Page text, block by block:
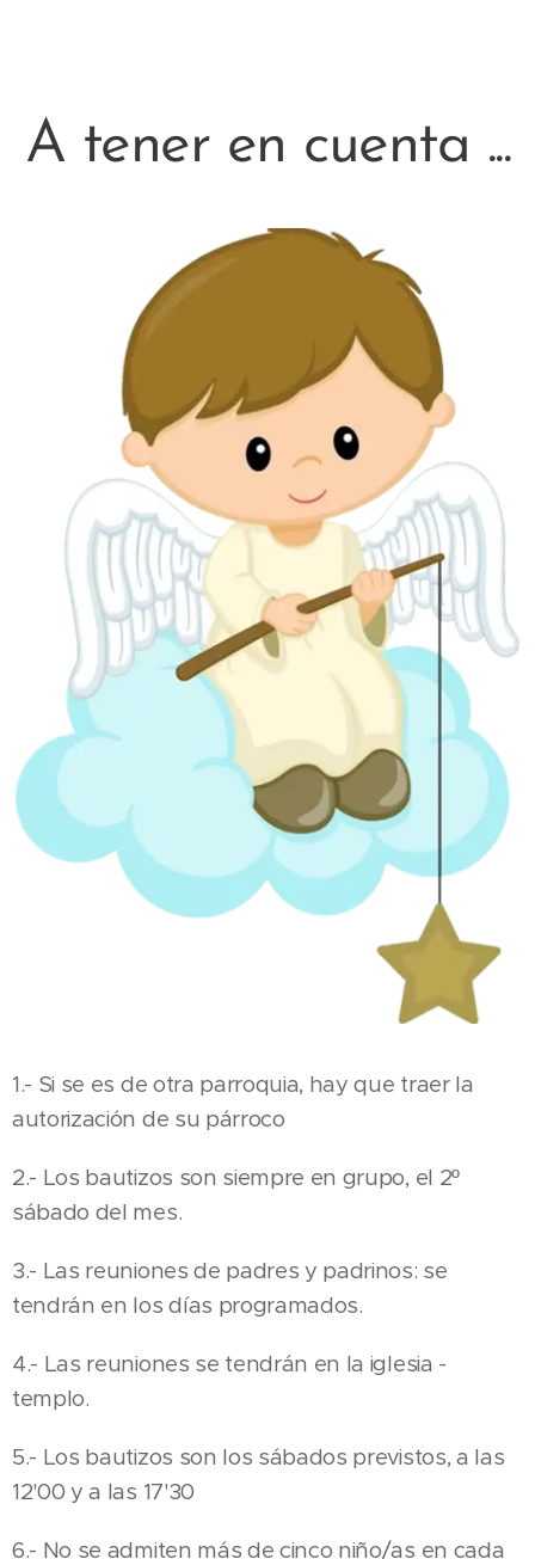
A tener en cuenta ...
1.- Si se es de otra parroquia, hay que traer la
autorización de su párroco
2.- Los bautizos son siempre en grupo, el 2º
sábado del mes.
3.- Las reuniones de padres y padrinos: se
tendrán en los días programados.
4.- Las reuniones se tendrán en la iglesia -
templo.
5.- Los bautizos son los sábados previstos, a las
12'00 y a las 17'30
6.- No se admiten más de cinco niño/as en cada